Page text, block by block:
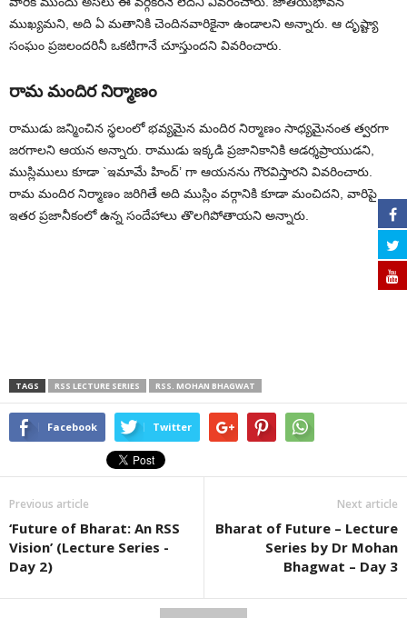
ముఖ్యమని, అది ఏ మతానికి చెందినవారికైనా ఉండాలని అన్నారు. ఆ దృష్ట్యా
సంఘం ప్రజలందరినీ ఒకటిగానే చూస్తుందని వివరించారు.
రామ మందిర నిర్మాణం
రాముడు జన్మించిన స్థలంలో భవ్యమైన మందిర నిర్మాణం సాధ్యమైనంత త్వరగా
జరగాలని ఆయన అన్నారు. రాముడు ఇక్కడి ప్రజానికానికి ఆడర్శప్రాయుడని,
ముస్లిములు కూడా `ఇమామే హింద్’ గా ఆయనను గౌరవిస్తారని వివరించారు.
రామ మందిర నిర్మాణం జరిగితే అది ముస్లిం వర్గానికి కూడా మంచిదని, వారిపై
ఇతర ప్రజానీకంలో ఉన్న సందేహాలు తొలగిపోతాయని అన్నారు.
TAGS RSS LECTURE SERIES RSS. MOHAN BHAGWAT
Facebook Twitter
Previous article
‘Future of Bharat: An RSS
Vision’ (Lecture Series -
Day 2)
Next article
Bharat of Future – Lecture
Series by Dr Mohan
Bhagwat – Day 3